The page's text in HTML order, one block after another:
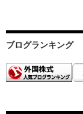
ブログランキング